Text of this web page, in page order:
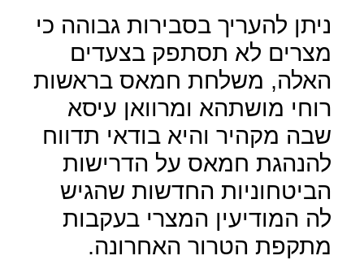
ניתן להעריך בסבירות גבוהה כי
מצרים לא תסתפק בצעדים
האלה, משלחת חמאס בראשות
רוחי מושתהא ומרוואן עיסא
שבה מקהיר והיא בודאי תדווח
להנהגת חמאס על הדרישות
הביטחוניות החדשות שהגיש
לה המודיעין המצרי בעקבות
מתקפת הטרור האחרונה.